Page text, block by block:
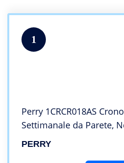
1
Perry 1CRCR018AS
Settimanale da Parete,
PERRY